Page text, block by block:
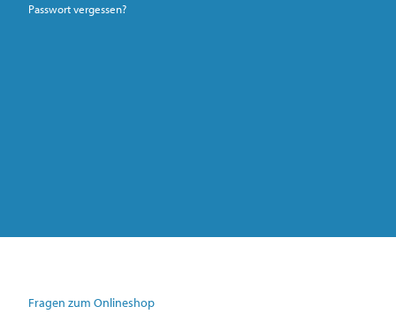
Passwort vergessen?
Fragen zum Onlineshop